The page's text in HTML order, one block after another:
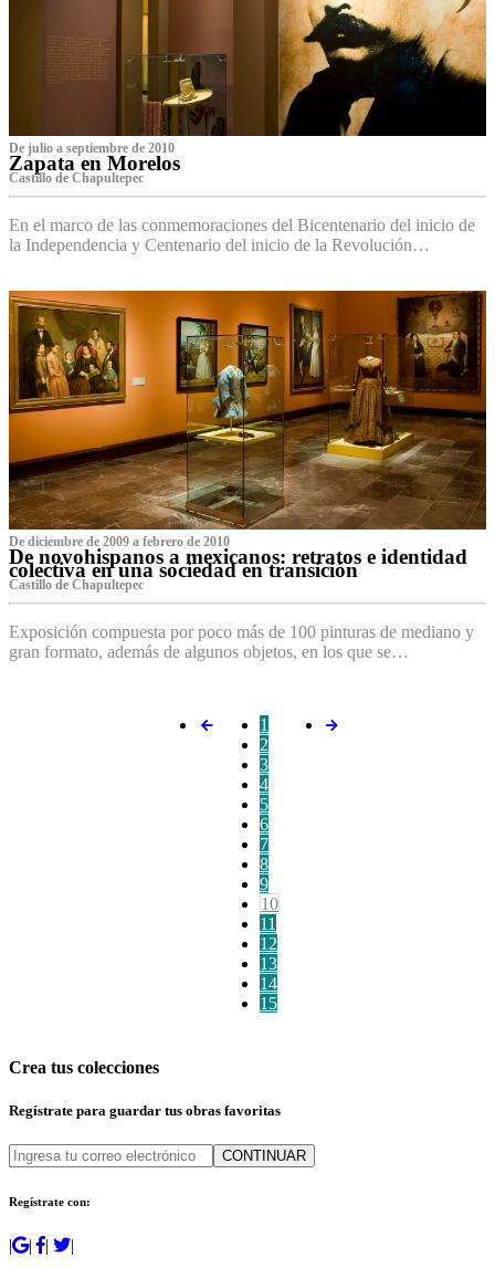
De julio a septiembre de 2010
Zapata en Morelos
Castillo de Chapultepec
En el marco de las conmemoraciones del Bicentenario del inicio de
la Independencia y Centenario del inicio de la Revolución…
De diciembre de 2009 a febrero de 2010
De novohispanos a mexicanos: retratos e identidad
colectiva en una sociedad en transición
Castillo de Chapultepec
Exposición compuesta por poco más de 100 pinturas de mediano y
gran formato, además de algunos objetos, en los que se…
1
2
3
4
5
6
7
8
9
10
11
12
13
14
15
Crea tus colecciones
Regístrate para guardar tus obras favoritas
CONTINUAR
Regístrate con:
| | | |